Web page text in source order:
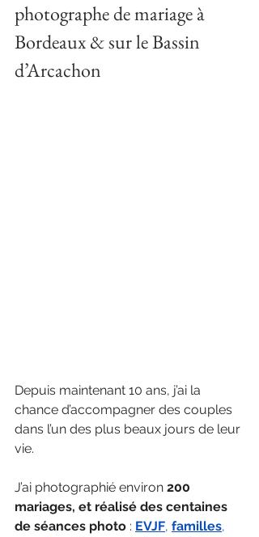
photographe de mariage à
Bordeaux & sur le Bassin
d’Arcachon
Depuis maintenant 10 ans, j’ai la
chance d’accompagner des couples
dans l’un des plus beaux jours de leur
vie.
J’ai photographié environ 200
mariages, et réalisé des centaines
de séances photo : EVJF, familles,